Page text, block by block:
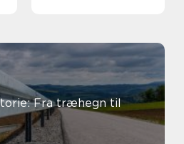
Fra træhegn til